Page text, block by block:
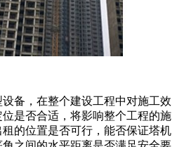
设备，在整个建设工程中对施工效
是否合适，将影响整个工程的施
的位置是否可行，能否保证塔机